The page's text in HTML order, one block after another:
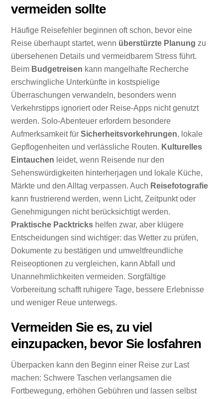
vermeiden sollte
Häufige Reisefehler beginnen oft schon, bevor eine
Reise überhaupt startet, wenn überstürzte Planung zu
übersehenen Details und vermeidbarem Stress führt.
Beim Budgetreisen kann mangelhafte Recherche
erschwingliche Unterkünfte in kostspielige
Überraschungen verwandeln, besonders wenn
Verkehrstipps ignoriert oder Reise-Apps nicht genutzt
werden. Solo-Abenteuer erfordern besondere
Aufmerksamkeit fürSicherheitsvorkehrungen, lokale
Gepflogenheiten und verlässliche Routen. Kulturelles
Eintauchen leidet, wenn Reisende nur den
Sehenswürdigkeiten hinterherjagen und lokale Küche,
Märkte und den Alltag verpassen. Auch Reisefotografie
kann frustrierend werden, wenn Licht, Zeitpunkt oder
Genehmigungen nicht berücksichtigt werden.
Praktische Packtricks helfen zwar, aber klügere
Entscheidungen sind wichtiger: das Wetter zu prüfen,
Dokumente zu bestätigen und umweltfreundliche
Reiseoptionen zu vergleichen, kann Abfall und
Unannehmlichkeiten vermeiden. Sorgfältige
Vorbereitung schafft ruhigere Tage, bessere Erlebnisse
und weniger Reue unterwegs.
Vermeiden Sie es, zu viel
einzupacken, bevor Sie losfahren
Überpacken kann den Beginn einer Reise zur Last
machen: Schwere Taschen verlangsamen die
Fortbewegung, erhöhen Gebühren und lassen selbst